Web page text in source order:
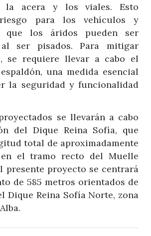
la acera y los viales. Esto
para los vehículos y
que los áridos pueden ser
al ser pisados. Para mitigar
se requiere llevar a cabo el
una medida esencial
la seguridad y funcionalidad
se llevarán a cabo
del Dique Reina Sofía, que
total de aproximadamente
en el tramo recto del Muelle
presente proyecto se centrará
de 585 metros orientados de
Dique Reina Sofía Norte, zona